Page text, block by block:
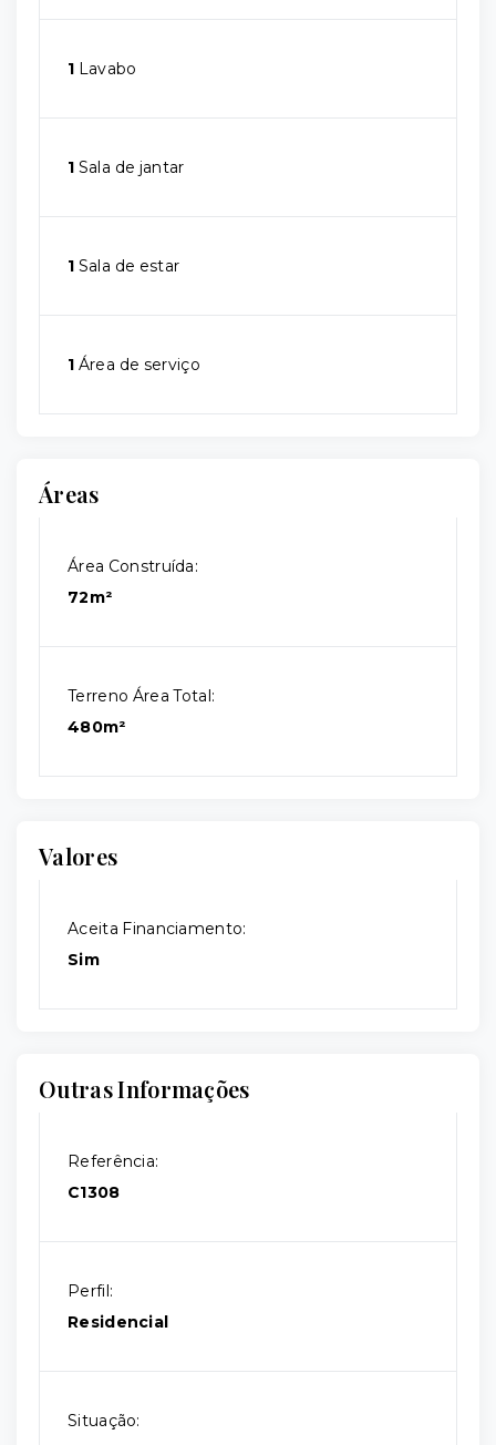
1 Lavabo
1 Sala de jantar
1 Sala de estar
1 Área de serviço
Áreas
Área Construída:
72m²
Terreno Área Total:
480m²
Valores
Aceita Financiamento:
Sim
Outras Informações
Referência:
C1308
Perfil:
Residencial
Situação: